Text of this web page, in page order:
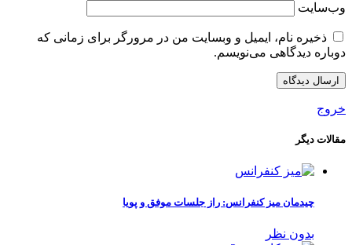
وب‌سایت
ذخیره نام، ایمیل و وبسایت من در مرورگر برای زمانی که
دوباره دیدگاهی می‌نویسم.
خروج
مقالات دیگر
چیدمان میز کنفرانس: راز جلسات موفق و پویا
بدون نظر